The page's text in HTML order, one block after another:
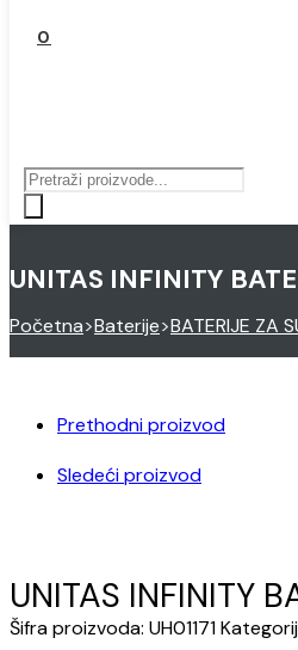
0
Products
search
UNITAS INFINITY
Početna>Baterije>BATERIJE ZA
Prethodni proizvod
Sledeći proizvod
UNITAS INFINITY
Šifra proizvoda: UH01171